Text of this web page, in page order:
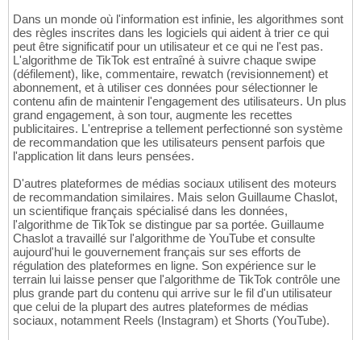
Dans un monde où l'information est infinie, les algorithmes sont
des règles inscrites dans les logiciels qui aident à trier ce qui
peut être significatif pour un utilisateur et ce qui ne l'est pas.
L'algorithme de TikTok est entraîné à suivre chaque swipe
(défilement), like, commentaire, rewatch (revisionnement) et
abonnement, et à utiliser ces données pour sélectionner le
contenu afin de maintenir l'engagement des utilisateurs. Un plus
grand engagement, à son tour, augmente les recettes
publicitaires. L'entreprise a tellement perfectionné son système
de recommandation que les utilisateurs pensent parfois que
l'application lit dans leurs pensées.
D'autres plateformes de médias sociaux utilisent des moteurs
de recommandation similaires. Mais selon Guillaume Chaslot,
un scientifique français spécialisé dans les données,
l'algorithme de TikTok se distingue par sa portée. Guillaume
Chaslot a travaillé sur l'algorithme de YouTube et consulte
aujourd'hui le gouvernement français sur ses efforts de
régulation des plateformes en ligne. Son expérience sur le
terrain lui laisse penser que l'algorithme de TikTok contrôle une
plus grande part du contenu qui arrive sur le fil d'un utilisateur
que celui de la plupart des autres plateformes de médias
sociaux, notamment Reels (Instagram) et Shorts (YouTube).